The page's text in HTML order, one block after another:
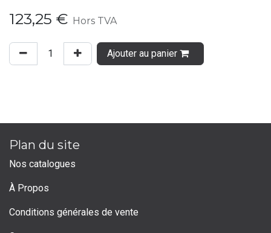
123,25 € Hors TVA
Ajouter au panier
Plan du site
Nos catalogues
À Propos
Conditions générales de vente